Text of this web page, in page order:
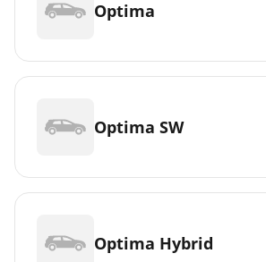
Optima
Optima SW
Optima Hybrid